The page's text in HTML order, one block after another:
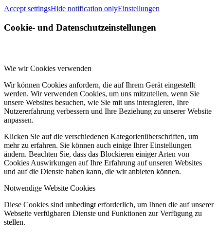
Accept settingsHide notification onlyEinstellungen
Cookie- und Datenschutzeinstellungen
Wie wir Cookies verwenden
Wir können Cookies anfordern, die auf Ihrem Gerät eingestellt
werden. Wir verwenden Cookies, um uns mitzuteilen, wenn Sie
unsere Websites besuchen, wie Sie mit uns interagieren, Ihre
Nutzererfahrung verbessern und Ihre Beziehung zu unserer Website
anpassen.
Klicken Sie auf die verschiedenen Kategorienüberschriften, um
mehr zu erfahren. Sie können auch einige Ihrer Einstellungen
ändern. Beachten Sie, dass das Blockieren einiger Arten von
Cookies Auswirkungen auf Ihre Erfahrung auf unseren Websites
und auf die Dienste haben kann, die wir anbieten können.
Notwendige Website Cookies
Diese Cookies sind unbedingt erforderlich, um Ihnen die auf unserer
Webseite verfügbaren Dienste und Funktionen zur Verfügung zu
stellen.